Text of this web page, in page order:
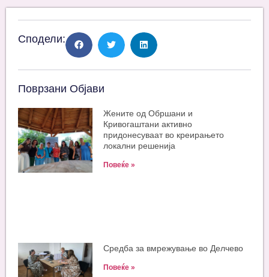
Сподели:
Поврзани Објави
Жените од Обршани и
Кривогаштани активно
придонесуваат во креирањето
локални решенија
Повеќе »
Средба за вмрежување во Делчево
Повеќе »